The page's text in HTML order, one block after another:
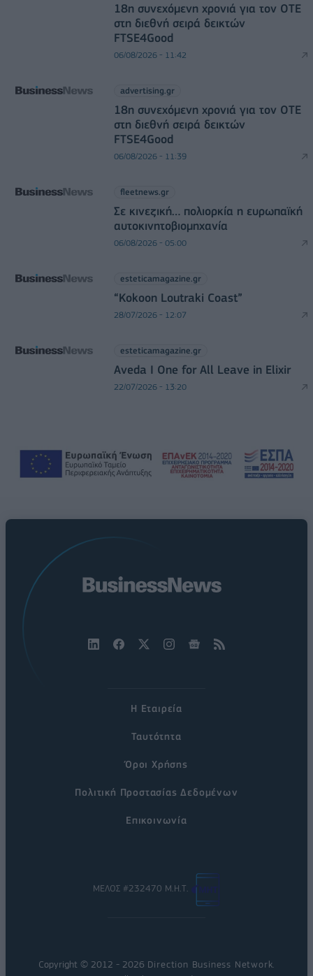
18η συνεχόμενη χρονιά για τον ΟΤΕ
στη διεθνή σειρά δεικτών
FTSE4Good
06/08/2026 - 11:42
advertising.gr
18η συνεχόμενη χρονιά για τον ΟΤΕ
στη διεθνή σειρά δεικτών
FTSE4Good
06/08/2026 - 11:39
fleetnews.gr
Σε κινεζική… πολιορκία η ευρωπαϊκή
αυτοκινητοβιομηχανία
06/08/2026 - 05:00
esteticamagazine.gr
“Kokoon Loutraki Coast”
28/07/2026 - 12:07
esteticamagazine.gr
Aveda I One for All Leave in Elixir
22/07/2026 - 13:20
Η Εταιρεία
Ταυτότητα
Όροι Χρήσης
Πολιτική Προστασίας Δεδομένων
Επικοινωνία
ΜΕΛΟΣ #232470 Μ.Η.Τ.
Copyright © 2012 - 2026 Direction Business Network